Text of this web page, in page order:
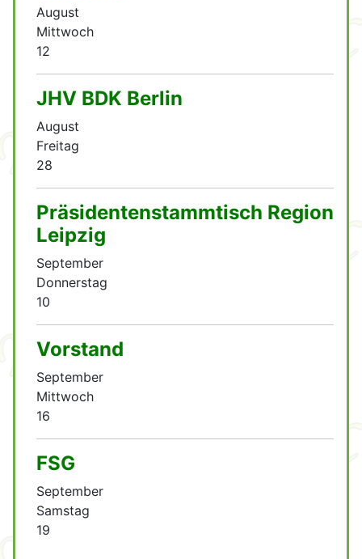
August
Mittwoch
12
JHV BDK Berlin
August
Freitag
28
Präsidentenstammtisch Region
Leipzig
September
Donnerstag
10
Vorstand
September
Mittwoch
16
FSG
September
Samstag
19